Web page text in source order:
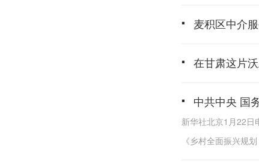
麦积区中介
在甘肃这片
中共中央 国
新华社北京1月22日
《乡村全面振兴规